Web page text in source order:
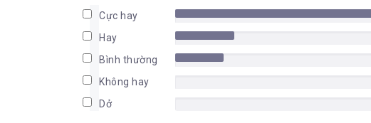
Phần II – Sử dụng kỹ năng quy trình để ngăn chặn và giải quyết
Phần III – Điều khiển các cuộc Hội thoại hợp tác
Trong đó, theo tôi, những nội dung quan trọng nhất là Chương
III). Chương 4 đề cập về công cụ giao tiếp và ở Chương 8, tác
chốt được đề cập ở cuối Chương 4. Chương 6 nói về thói quen
vấn đề liên quan đến con người. Bạn cũng nên xem qua Chương
Cực hay
Hay
Bình thường
Không hay
Dở